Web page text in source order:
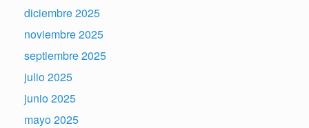
diciembre 2025
noviembre 2025
septiembre 2025
julio 2025
junio 2025
mayo 2025